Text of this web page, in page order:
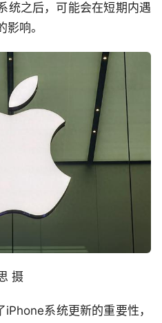
统之后，可能会在短期内遇
响。
摄
系统更新的重要性，